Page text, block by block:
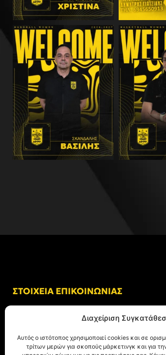
Διαχείριση
Αυτός ο ιστότοπος χρησιμοποιεί cookies και σε
τρίτων μερών για σκοπούς μάρκετινγκ και για
ΣΤΟΙΧΕΙΑ ΕΠΙΚΟΙΝΩΝΙΑΣ
Αλκμήνης 69, Χαριλάου
Τ.Κ. 54249 Θεσσαλονίκη
Tηλ. Επικοινωνίας:+30 (2310) 305 402